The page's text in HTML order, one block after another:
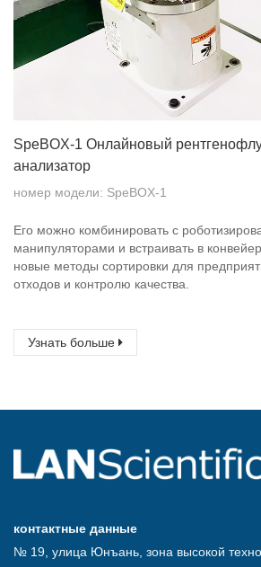
SpeBOX-1 Онлайновый
анализатор
номер модели: SpeBOX-1
Его можно комбинировать с
манипуляторами и встраивать в
новые методы сортировки для
отходов и контролю качества.
Узнать больше
контактные данные
№ 19, улица Юнъань, зона высокой